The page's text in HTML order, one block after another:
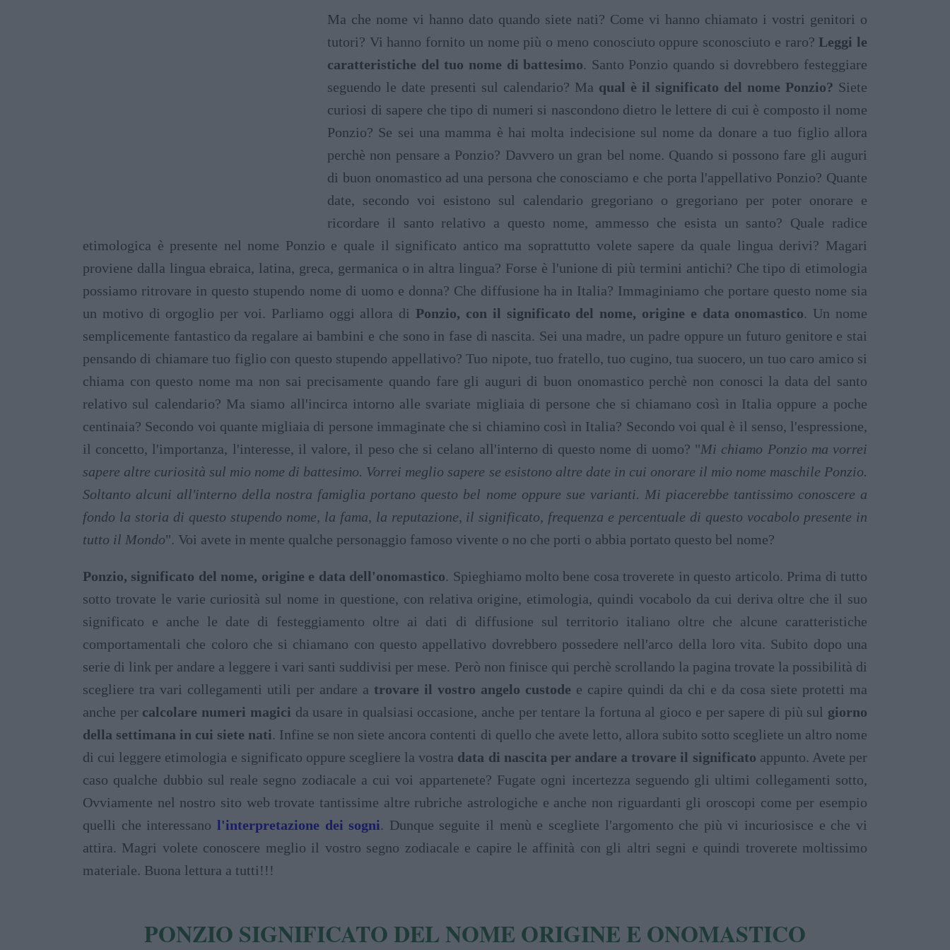
Ma che nome vi hanno dato quando siete nati? Come vi hanno chiamato i vostri genitori o
tutori? Vi hanno fornito un nome più o meno conosciuto oppure sconosciuto e raro?Leggi le
caratteristiche del tuo nome di battesimo. Santo Ponzio quando si dovrebbero festeggiare
seguendo le date presenti sul calendario? Ma qual è il significato del nome Ponzio? Siete
curiosi di sapere che tipo di numeri si nascondono dietro le lettere di cui è composto il nome
Ponzio? Se sei una mamma è hai molta indecisione sul nome da donare a tuo figlio allora
perchè non pensare a Ponzio? Davvero un gran bel nome. Quando si possono fare gli auguri
di buon onomastico ad una persona che conosciamo e che porta l'appellativo Ponzio? Quante
date, secondo voi esistono sul calendario gregoriano o gregoriano per poter onorare e
ricordare il santo relativo a questo nome, ammesso che esista un santo? Quale radice
etimologica è presente nel nome Ponzio e quale il significato antico ma soprattutto volete sapere da quale lingua derivi? Magari
proviene dalla lingua ebraica, latina, greca, germanica o in altra lingua? Forse è l'unione di più termini antichi? Che tipo di etimologia
possiamo ritrovare in questo stupendo nome di uomo e donna? Che diffusione ha in Italia? Immaginiamo che portare questo nome sia
un motivo di orgoglio per voi. Parliamo oggi allora diPonzio, con il significato del nome, origine e data onomastico. Un nome
semplicemente fantastico da regalare ai bambini e che sono in fase di nascita. Sei una madre, un padre oppure un futuro genitore e stai
pensando di chiamare tuo figlio con questo stupendo appellativo? Tuo nipote, tuo fratello, tuo cugino, tua suocero, un tuo caro amico si
chiama con questo nome ma non sai precisamente quando fare gli auguri di buon onomastico perchè non conosci la data del santo
relativo sul calendario? Ma siamo all'incirca intorno alle svariate migliaia di persone che si chiamano così in Italia oppure a poche
centinaia? Secondo voi quante migliaia di persone immaginate che si chiamino così in Italia? Secondo voi qual è il senso, l'espressione,
il concetto, l'importanza, l'interesse, il valore, il peso che si celano all'interno di questo nome di uomo? "Mi chiamo Ponzio ma vorrei
sapere altre curiosità sul mio nome di battesimo. Vorrei meglio sapere se esistono altre date in cui onorare il mio nome maschile Ponzio.
Soltanto alcuni all'interno della nostra famiglia portano questo bel nome oppure sue varianti. Mi piacerebbe tantissimo conoscere a
fondo la storia di questo stupendo nome, la fama, la reputazione, il significato, frequenza e percentuale di questo vocabolo presente in
tutto il Mondo". Voi avete in mente qualche personaggio famoso vivente o no che porti o abbia portato questo bel nome?
Ponzio, significato del nome, origine e data dell'onomastico. Spieghiamo molto bene cosa troverete in questo articolo. Prima di tutto
sotto trovate le varie curiosità sul nome in questione, con relativa origine, etimologia, quindi vocabolo da cui deriva oltre che il suo
significato e anche le date di festeggiamento oltre ai dati di diffusione sul territorio italiano oltre che alcune caratteristiche
comportamentali che coloro che si chiamano con questo appellativo dovrebbero possedere nell'arco della loro vita. Subito dopo una
serie di link per andare a leggere i vari santi suddivisi per mese. Però non finisce qui perchè scrollando la pagina trovate la possibilità di
scegliere tra vari collegamenti utili per andare a trovare il vostro angelo custode e capire quindi da chi e da cosa siete protetti ma
anche per calcolare numeri magici da usare in qualsiasi occasione, anche per tentare la fortuna al gioco e per sapere di più sul giorno
della settimana in cui siete nati. Infine se non siete ancora contenti di quello che avete letto, allora subito sotto scegliete un altro nome
di cui leggere etimologia e significato oppure scegliere la vostra data di nascita per andare a trovare il significato appunto. Avete per
caso qualche dubbio sul reale segno zodiacale a cui voi appartenete? Fugate ogni incertezza seguendo gli ultimi collegamenti sotto,
Ovviamente nel nostro sito web trovate tantissime altre rubriche astrologiche e anche non riguardanti gli oroscopi come per esempio
quelli che interessano l'interpretazione dei sogni. Dunque seguite il menù e scegliete l'argomento che più vi incuriosisce e che vi
attira. Magri volete conoscere meglio il vostro segno zodiacale e capire le affinità con gli altri segni e quindi troverete moltissimo
materiale. Buona lettura a tutti!!!
PONZIO SIGNIFICATO DEL NOME ORIGINE E ONOMASTICO